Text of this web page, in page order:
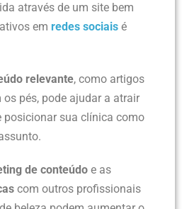
através de um site bem
em redes sociais é
relevante, como artigos
pés, pode ajudar a atrair
posicionar sua clínica como
de conteúdo e as
com outros profissionais